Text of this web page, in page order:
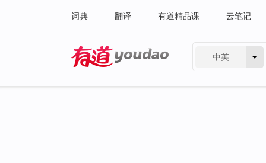
词典 翻译 有道精品课 云笔记
中英